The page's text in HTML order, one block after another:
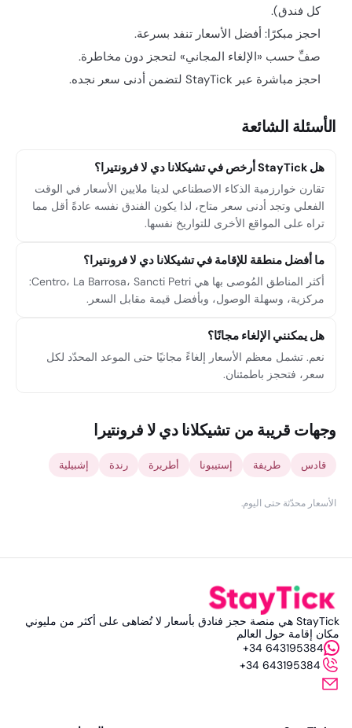
كل فندق).
احجز مبكرًا: أفضل الأسعار تنفد بسرعة.
صفِّ حسب «الإلغاء المجاني» لتحجز دون مخاطرة.
احجز مباشرة عبر StayTick لتضمن أدنى سعر نجده.
الأسئلة الشائعة
هل StayTick أرخص في تشيكلانا دي لا فرونتيرا؟
تقارن خوارزمية الذكاء الاصطناعي لدينا ملايين الأسعار في الوقت
الفعلي وتجد أدنى سعر متاح، لذا يكون الفندق نفسه عادةً أقل مما
تراه على المواقع الأخرى للتواريخ نفسها.
ما أفضل منطقة للإقامة في تشيكلانا دي لا فرونتيرا؟
أكثر المناطق المُوصى بها هي Centro، La Barrosa، Sancti Petri:
مركزية، وسهلة الوصول، وبأفضل قيمة مقابل السعر.
هل يمكنني الإلغاء مجانًا؟
نعم. تشمل معظم الأسعار إلغاءً مجانيًا حتى الموعد المحدّد لكل
سعر، فتحجز باطمئنان.
وجهات قريبة من تشيكلانا دي لا فرونتيرا
قادس طريفة إستيبونا أطريرة رندة إشبيلية
الأسعار محدّثة حتى اليوم.
StayTick هي منصة حجز فنادق بأسعار لا تُضاهى على أكثر من مليوني
مكان إقامة حول العالم
+34 643195384
+34 643195384